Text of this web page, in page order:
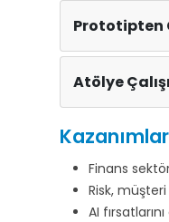
Prototipten
Atölye
Kazanımlar
Finans
Risk,
AI